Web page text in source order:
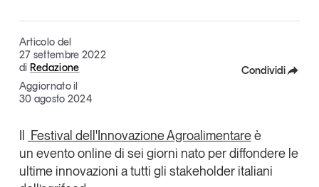
Dossier
Il Numero
Interviste
Comunicati stampa
Video
Podcast
Articolo del
27 settembre 2022
di Redazione
Aggiornato il
30 agosto 2024
Condividi
Linkedin
Il Festival dell'Innovazione Agroalimentareè
un evento online di sei giorni nato per diffondere le
ultime innovazioni a tutti gli stakeholder italiani